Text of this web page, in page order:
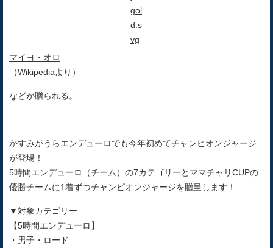
マイヨ・オロ
（Wikipediaより）
などが贈られる。
かすみがうらエンデューロでも今年初めてチャンピオンジャージ
が登場！
5時間エンデューロ（チーム）の7カテゴリーとママチャリCUPの
優勝チームに1着ずつチャンピオンジャージを贈呈します！
▼対象カテゴリー
【5時間エンデューロ】
・男子・ロード